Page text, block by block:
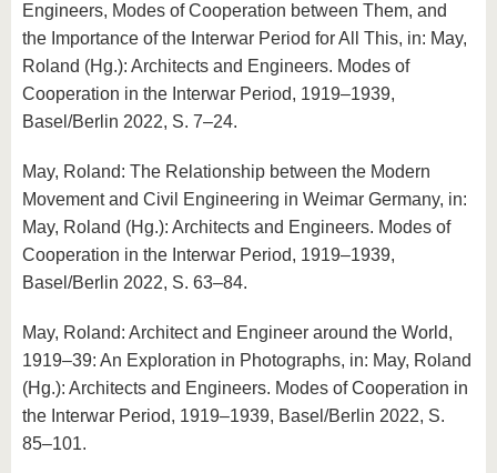
Engineers, Modes of Cooperation between Them, and
the Importance of the Interwar Period for All This, in: May,
Roland (Hg.): Architects and Engineers. Modes of
Cooperation in the Interwar Period, 1919–1939,
Basel/Berlin 2022, S. 7–24.
May, Roland: The Relationship between the Modern
Movement and Civil Engineering in Weimar Germany, in:
May, Roland (Hg.): Architects and Engineers. Modes of
Cooperation in the Interwar Period, 1919–1939,
Basel/Berlin 2022, S. 63–84.
May, Roland: Architect and Engineer around the World,
1919–39: An Exploration in Photographs, in: May, Roland
(Hg.): Architects and Engineers. Modes of Cooperation in
the Interwar Period, 1919–1939, Basel/Berlin 2022, S.
85–101.